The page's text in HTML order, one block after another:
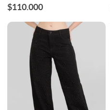
$110.000